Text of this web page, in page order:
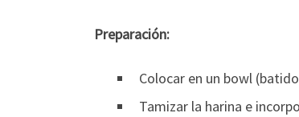
Preparación:
Colocar en un bowl
Tamizar la harina e